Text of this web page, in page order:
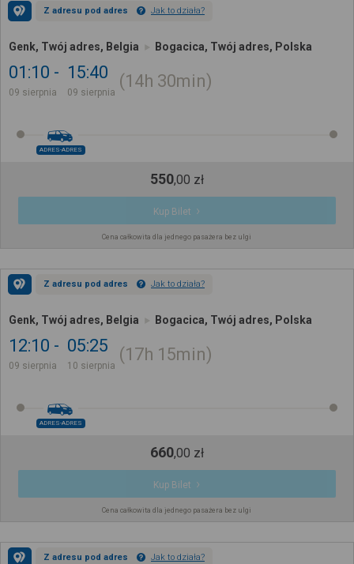
Z adresu pod adres Jak to działa?
Genk, Twój adres, Belgia Bogacica, Twój adres, Polska
01:10
09 sierpnia
15:40
09 sierpnia
14h 30min
ADRES-ADRES
550,00 zł
Kup Bilet
Cena całkowita dla jednego pasażera bez ulgi
Z adresu pod adres Jak to działa?
Genk, Twój adres, Belgia Bogacica, Twój adres, Polska
12:10
09 sierpnia
05:25
10 sierpnia
17h 15min
ADRES-ADRES
660,00 zł
Kup Bilet
Cena całkowita dla jednego pasażera bez ulgi
Z adresu pod adres Jak to działa?